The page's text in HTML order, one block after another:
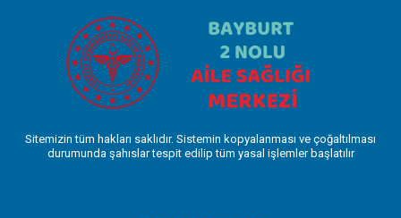
Sitemizin tüm hakları saklıdır. Sistemin kopyalanması ve çoğaltılması
durumunda şahıslar tespit edilip tüm yasal işlemler başlatılır